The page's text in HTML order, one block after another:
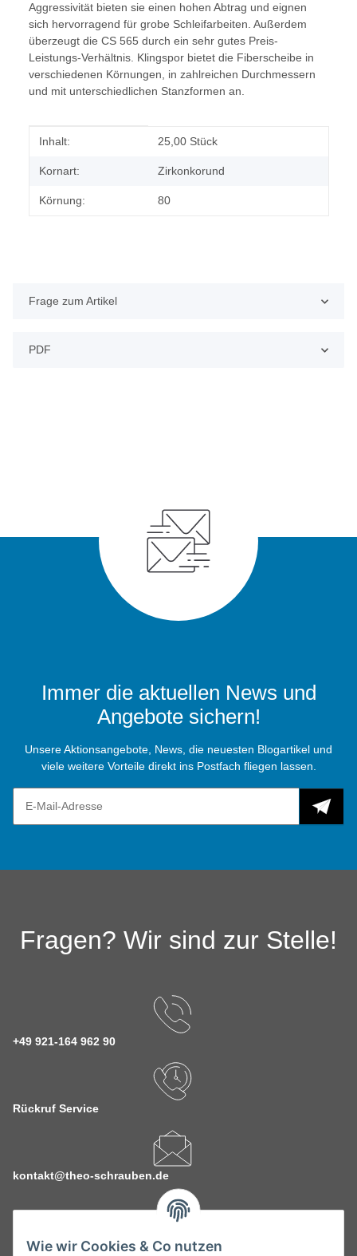
Wie wir Cookies & Co nutzen
Aggressivität bieten sie einen hohen Abtrag und eignen
sich hervorragend für grobe Schleifarbeiten. Außerdem
überzeugt die CS 565 durch ein sehr gutes Preis-
Leistungs-Verhältnis. Klingspor bietet die Fiberscheibe in
verschiedenen Körnungen, in zahlreichen Durchmessern
und mit unterschiedlichen Stanzformen an.
Produkteigenschaft
Wert
Inhalt: 25,00 Stück
Kornart: Zirkonkorund
Körnung: 80
Frage zum Artikel
PDF
Immer die aktuellen News und
Angebote sichern!
Unsere Aktionsangebote, News, die neuesten Blogartikel und
viele weitere Vorteile direkt ins Postfach fliegen lassen.
Fragen? Wir sind zur Stelle!
+49 921-164 962 90
Rückruf Service
kontakt@theo-schrauben.de